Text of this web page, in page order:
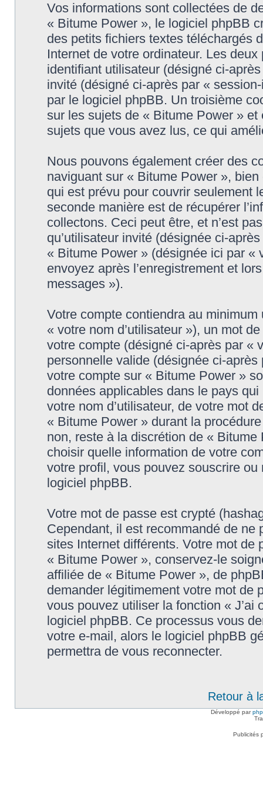
Vos informations sont collectées de
« Bitume Power », le logiciel phpBB
des petits fichiers textes téléchargés
Internet de votre ordinateur. Les
identifiant utilisateur (désigné ci-
invité (désigné ci-après par «
par le logiciel phpBB. Un troisième
sur les sujets de « Bitume Power »
sujets que vous avez lus, ce qui
Nous pouvons également créer des
naviguant sur « Bitume Power »,
qui est prévu pour couvrir seulement
seconde manière est de récupérer
collectons. Ceci peut être, et n’est
qu’utilisateur invité (désignée ci-
« Bitume Power » (désignée ici par «
envoyez après l’enregistrement et
messages »).
Votre compte contiendra au
« votre nom d’utilisateur »), un mot
votre compte (désigné ci-après par «
personnelle valide (désignée ci-
votre compte sur « Bitume Power »
données applicables dans le pays
votre nom d’utilisateur, de votre mot
« Bitume Power » durant la
non, reste à la discrétion de «
choisir quelle information de votre
votre profil, vous pouvez souscrire ou
logiciel phpBB.
Votre mot de passe est crypté
Cependant, il est recommandé de
sites Internet différents. Votre mot de
« Bitume Power », conservez-le
affiliée de « Bitume Power », de
demander légitimement votre mot de
vous pouvez utiliser la fonction «
logiciel phpBB. Ce processus vous
votre e-mail, alors le logiciel phpBB
permettra de vous reconnecter.
Retour à
Développé par
Publicités